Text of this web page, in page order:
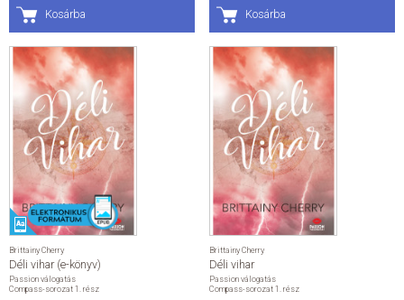
Kosárba Kosárba
Brittainy Cherry
Déli vihar (e-könyv)
Passion válogatás
Compass-sorozat 1. rész
Brittainy Cherry
Déli vihar
Passion válogatás
Compass-sorozat 1. rész